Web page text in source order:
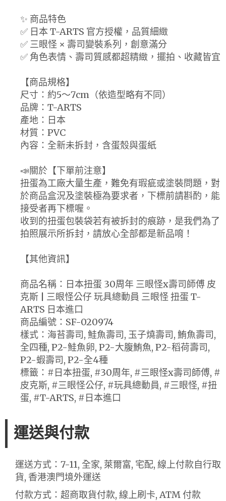
✨ 商品特色
✅ 日本 T-ARTS 官方授權，品質細緻
✅ 三眼怪 × 壽司變裝系列，創意滿分
✅ 角色表情、壽司質感都超精緻，擺拍、收藏皆宜
【商品規格】
尺寸：約5〜7cm（依造型略有不同）
品牌：T-ARTS
產地：日本
材質：PVC
內容：全新未拆封，含蛋殼與蛋紙
📣關於【下單前注意】
扭蛋為工廠大量生產，難免有瑕疵或塗裝問題，對
於商品盒況及塗裝極為要求者，下標前請斟酌，能
接受者再下標喔。
收到的扭蛋包裝袋若有被拆封的痕跡，是我們為了
拍照展示所拆封，請放心全部都是新品唷！
【其他資訊】
商品名稱：日本扭蛋 30周年 三眼怪x壽司師傅 皮
克斯 | 三眼怪公仔 玩具總動員 三眼怪 扭蛋 T-
ARTS 日本進口
商品編號：SF-020974
樣式：海苔壽司, 鮭魚壽司, 玉子燒壽司, 鮪魚壽司,
全四種, P2-鮭魚卵, P2-大腹鮪魚, P2-稻荷壽司,
P2-蝦壽司, P2-全4種
標籤：#日本扭蛋, #30周年, #三眼怪x壽司師傅, #
皮克斯, #三眼怪公仔, #玩具總動員, #三眼怪, #扭
蛋, #T-ARTS, #日本進口
運送與付款
運送方式：7-11, 全家, 萊爾富, 宅配, 線上付款自行取
貨, 香港澳門境外運送
付款方式：超商取貨付款, 線上刷卡, ATM 付款